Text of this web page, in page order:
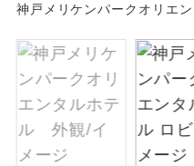
神戸メリケンパークオリエ
露天風呂
す。
大浴場 ご宿
全食事付き
全て
事の心
て、ご旅行の契約が
ご予約方法について
ウェブ限定コースと
ンター及びカウンタ
ません。